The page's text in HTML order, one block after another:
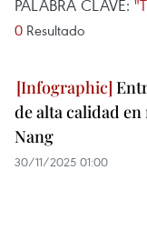
PALABRA CLAVE:
0 Resultado
de alta calidad
Nang
30/11/2025 01:00